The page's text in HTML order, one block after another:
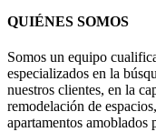
QUIÉNES SOMOS
Somos un equipo
especializados en la
nuestros clientes, en la
remodelación de
apartamentos amoblados